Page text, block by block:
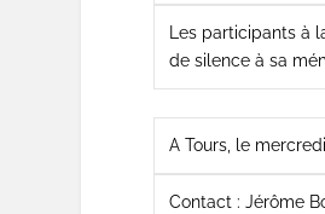
Les participants à
de silence à sa
A Tours, le
Contact : Jérôme